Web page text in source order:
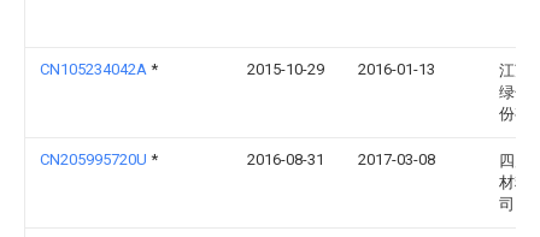
CN105234042A * 2015-10-29 2016-01-13
江苏
绿色
份有
CN205995720U * 2016-08-31 2017-03-08
四川
材料
司